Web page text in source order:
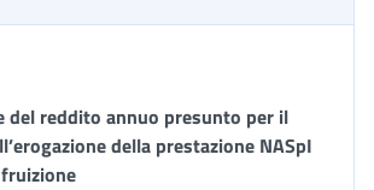
del reddito annuo presunto per il
della prestazione NASpI